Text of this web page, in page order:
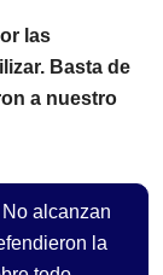
las
Basta de
a nuestro
alcanzan
la